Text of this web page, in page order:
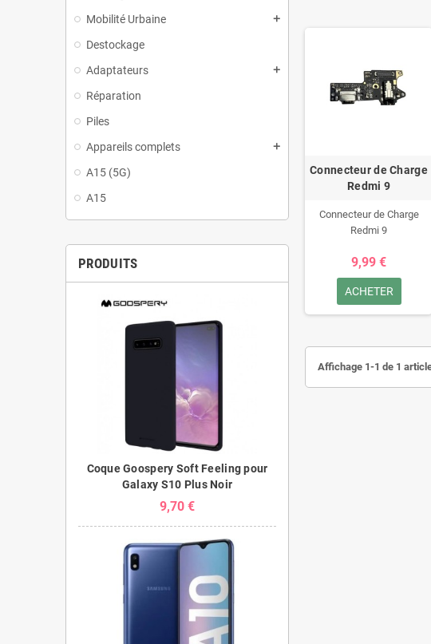
Mobilité Urbaine add
Destockage
Adaptateurs
add
Réparation
Piles
Appareils complets
add
A15 (5G)
A15
PRODUITS
Coque Goospery Soft Feeling pour
Galaxy S10 Plus Noir
9,70 €
Connecteur de Charge
Redmi 9
Connecteur de Charge
Redmi 9
9,99 €
ACHETER
Affichage 1-1 de 1